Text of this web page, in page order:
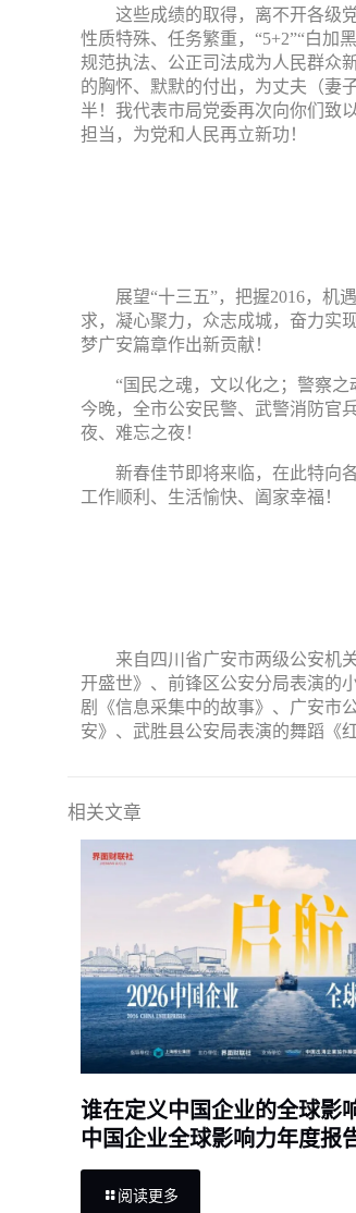
这些成绩的取得，离不开各级
性质特殊、任务繁重，“5+2”“白加
规范执法、公正司法成为人民群众
的胸怀、默默的付出，为丈夫（妻
半！我代表市局党委再次向你们致
担当，为党和人民再立新功！
展望“十三五”，把握2016，机
求，凝心聚力，众志成城，奋力实
梦广安篇章作出新贡献！
“国民之魂，文以化之；警察
今晚，全市公安民警、武警消防官
夜、难忘之夜！
新春佳节即将来临，在此特向
工作顺利、生活愉快、阖家幸福！
来自四川省广安市两级公安机
开盛世》、前锋区公安分局表演的
剧《信息采集中的故事》、广安市
安》、武胜县公安局表演的舞蹈《
相关文章
谁在定义中国企业的全球影
中国企业全球影响力年度报
阅读更多